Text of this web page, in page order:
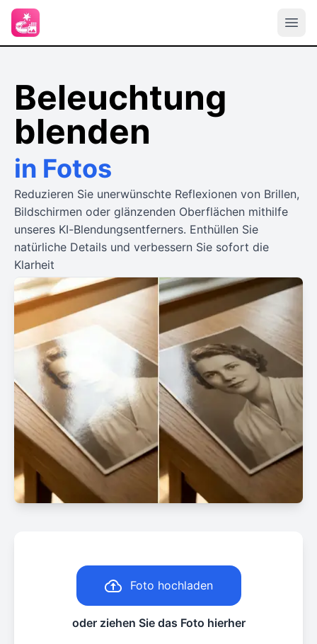
Beleuchtung
blenden
in Fotos
Reduzieren Sie unerwünschte Reflexionen von Brillen,
Bildschirmen oder glänzenden Oberflächen mithilfe
unseres KI-Blendungsentferners. Enthüllen Sie
natürliche Details und verbessern Sie sofort die
Klarheit
Foto hochladen
oder ziehen Sie das Foto hierher